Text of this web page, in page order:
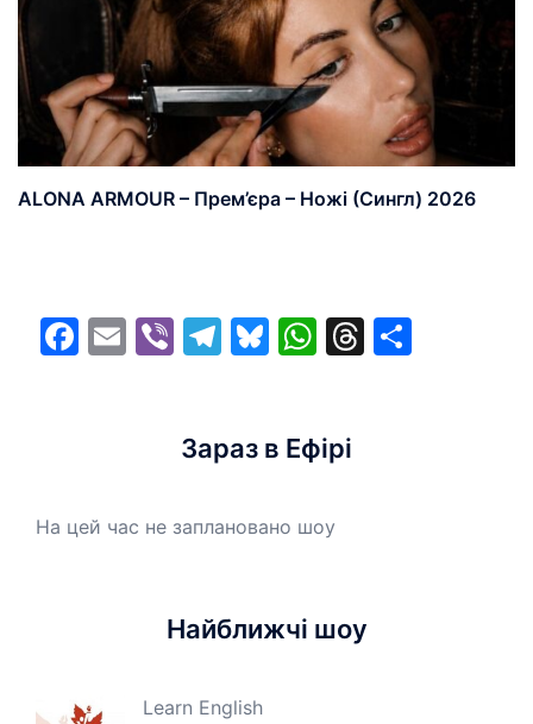
ALONA ARMOUR – Прем’єра – Ножі (Сингл) 2026
Facebook
EmailViberTelegram
Bluesky
WhatsApp
Threads
Зараз в Ефірі
На цей час не заплановано шоу
Найближчі шоу
Learn English